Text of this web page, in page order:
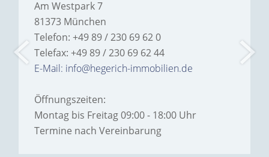
Am Westpark 7
81373 München
Telefon: +49 89 / 230 69 62 0
Telefax: +49 89 / 230 69 62 44
E-Mail: info@hegerich-immobilien.de
Öffnungszeiten:
Montag bis Freitag 09:00 - 18:00 Uhr
Termine nach Vereinbarung